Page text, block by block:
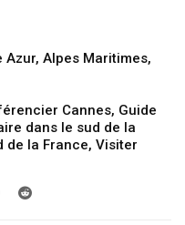
Azur, Alpes Maritimes,
Cannes, Guide
dans le sud de la
de la France, Visiter